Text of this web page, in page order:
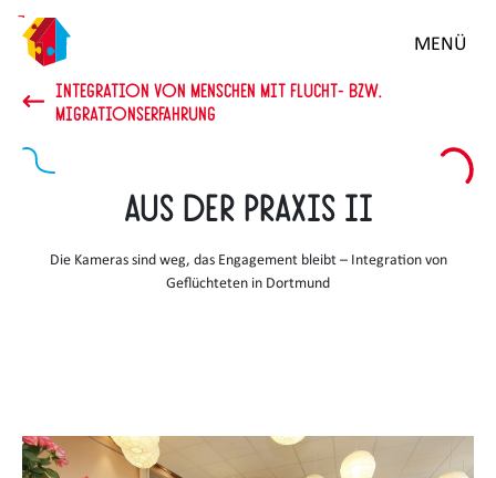
Zum
Hauptinhalt
springen
MENÜ
INTEGRATION VON MENSCHEN MIT FLUCHT- BZW.
MIGRATIONSERFAHRUNG
Aus der Praxis II
Die Kameras sind weg, das Engagement bleibt – Integration von
Geflüchteten in Dortmund